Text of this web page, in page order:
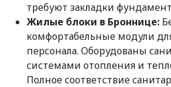
требуют закладки
Жилые блоки в Броннице:
комфортабельные модули
персонала. Оборудованы
системами отопления и
Полное соответствие